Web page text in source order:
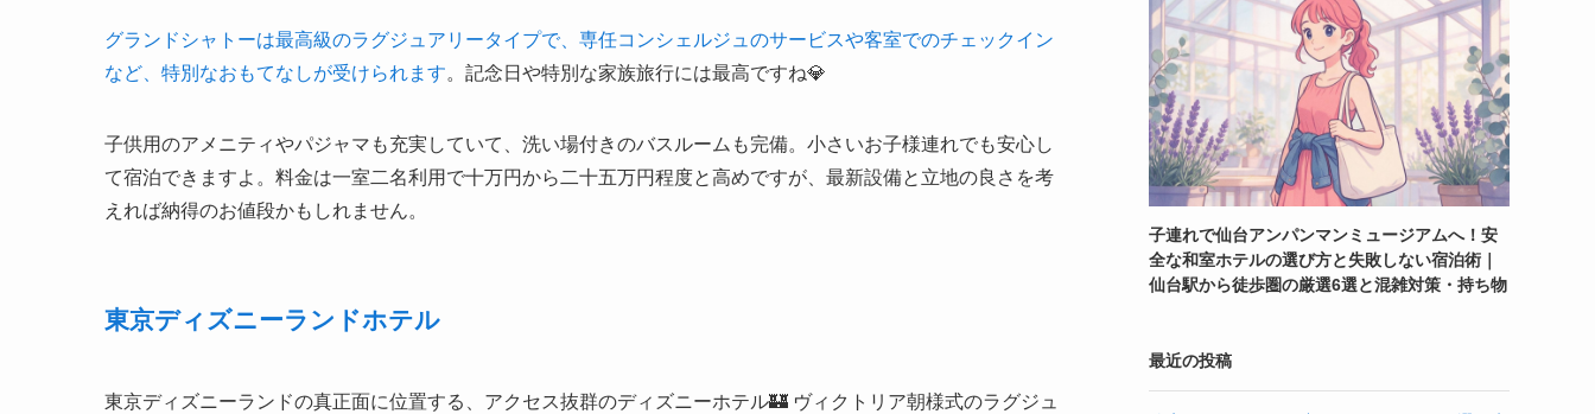
グランドシャトーは最高級のラグジュアリータイプで、専任コンシェルジュのサービスや客室でのチェックイン
など、特別なおもてなしが受けられます。記念日や特別な家族旅行には最高ですね💎
子供用のアメニティやパジャマも充実していて、洗い場付きのバスルームも完備。小さいお子様連れでも安心し
て宿泊できますよ。料金は一室二名利用で十万円から二十五万円程度と高めですが、最新設備と立地の良さを考
えれば納得のお値段かもしれません。
東京ディズニーランドホテル
東京ディズニーランドの真正面に位置する、アクセス抜群のディズニーホテル🏰 ヴィクトリア朝様式のラグジュ
子連れで仙台アンパンマンミュージアムへ！安
全な和室ホテルの選び方と失敗しない宿泊術｜
仙台駅から徒歩圏の厳選6選と混雑対策・持ち物
最近の投稿